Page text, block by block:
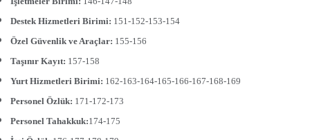
Destek Hizmetleri Birimi: 151-152-153-154
Özel Güvenlik ve Araçlar: 155-156
Taşınır Kayıt: 157-158
Yurt Hizmetleri Birimi: 162-163-164-165-166-167-168-169
Personel Özlük: 171-172-173
Personel Tahakkuk:174-175